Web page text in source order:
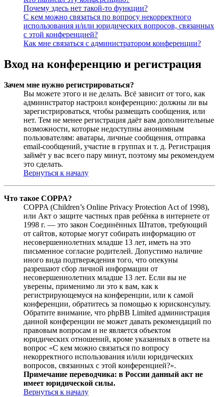
Почему здесь нет такой-то функции?
С кем можно связаться по вопросу некорректного
использования и/или юридических вопросов, связанных
с этой конференцией?
Как мне связаться с администратором конференции?
Вход на конференцию и регистрация
Зачем мне нужно регистрироваться?
Вы можете этого и не делать. Всё зависит от того, как
администратор настроил конференцию: должны ли вы
зарегистрироваться, чтобы размещать сообщения, или
нет. Тем не менее регистрация даёт вам дополнительные
возможности, которые недоступны анонимным
пользователям: аватары, личные сообщения, отправка
email-сообщений, участие в группах и т. д. Регистрация
займёт у вас всего пару минут, поэтому мы рекомендуем
это сделать.
Вернуться к началу
Что такое COPPA?
COPPA (Children’s Online Privacy Protection Act of 1998),
или Акт о защите частных прав ребёнка в интернете от
1998 г. — это закон Соединённых Штатов, требующий
от сайтов, которые могут собирать информацию от
несовершеннолетних младше 13 лет, иметь на это
письменное согласие родителей. Допустимо наличие
иного вида подтверждения того, что опекуны
разрешают сбор личной информации от
несовершеннолетних младше 13 лет. Если вы не
уверены, применимо ли это к вам, как к
регистрирующемуся на конференции, или к самой
конференции, обратитесь за помощью к юрисконсульту.
Обратите внимание, что phpBB Limited администрация
данной конференции не может давать рекомендаций по
правовым вопросам и не является объектом
юридических отношений, кроме указанных в ответе на
вопрос «С кем можно связаться по вопросу
некорректного использования и/или юридических
вопросов, связанных с этой конференцией?».
Примечание переводчика: в России данный акт не
имеет юридической силы.
Вернуться к началу